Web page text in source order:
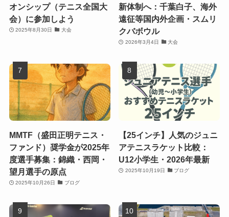
オンシップ（テニス全国大
会）に参加しよう
2025年8月30日 大会
新体制へ：千葉白子、海外
遠征等国内外企画・スムリ
クバボウル
2026年3月4日 大会
MMTF（盛田正明テニス・
ファンド）奨学金が2025年
度選手募集：錦織・西岡・
望月選手の原点
2025年10月26日 ブログ
【25インチ】人気のジュニ
アテニスラケット比較：
U12小学生・2026年最新
2025年10月19日 ブログ